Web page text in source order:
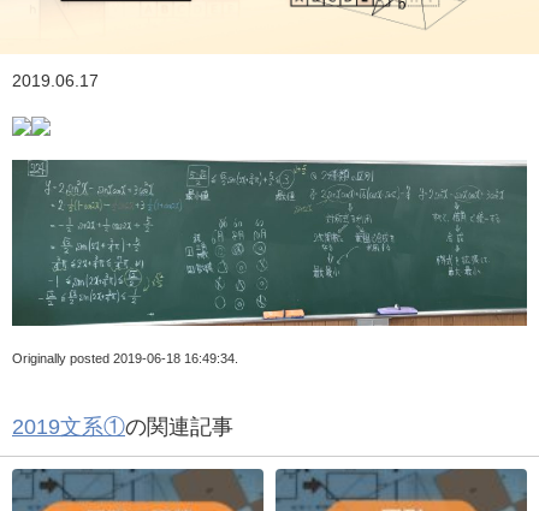
2019.06.17
Originally posted 2019-06-18 16:49:34.
2019文系①の関連記事